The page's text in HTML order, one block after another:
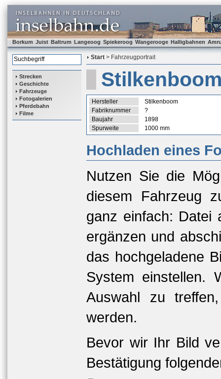
Borkum Juist Baltrum Langeoog Spiekeroog Wangerooge Halligbahnen
Strecken
Geschichte
Fahrzeuge
Fotogalerien
Pferdebahn
Filme
Start > Fahrzeugportrait
Hersteller
Stilkenboom
Fabriknummer
?
Baujahr
1898
Spurweite
1000 mm
Hochladen eines
Nutzen Sie die
diesem Fahrzeug
ganz einfach: Datei
ergänzen und
das hochgeladene
System einstellen.
Auswahl zu
werden.
Bevor wir Ihr Bild
Bestätigung